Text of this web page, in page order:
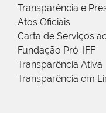
Transparência e
Atos Oficiais
Carta de Serviços
Fundação Pró-IFF
Transparência Ativa
Transparência em